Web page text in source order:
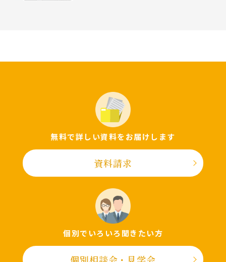
無料で詳しい資料をお届けします
資料請求
個別でいろいろ聞きたい⽅